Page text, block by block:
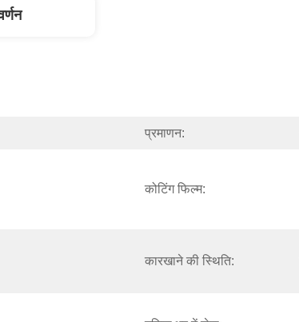
प्रमाणन:
कोटिंग फिल्म:
कारखाने की स्थिति: